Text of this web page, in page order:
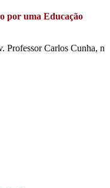
por uma Educação
Professor Carlos Cunha, n